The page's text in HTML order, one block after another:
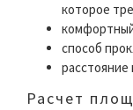
которое
способ
Расчет